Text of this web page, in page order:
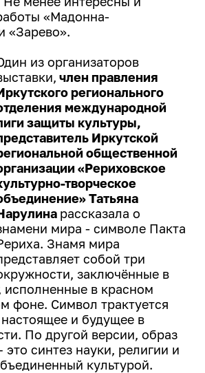
«Мадонна-
«Зарево».
из организаторов
член правления
регионального
международной
защиты культуры,
Иркутской
общественной
«Рериховское
творческое
Татьяна
рассказала о
мира - символе Пакта
Знамя мира
собой три
заключённые в
исполненные в красном
фоне. Символ трактуется
и будущее в
По другой версии, образ
это синтез науки, религии и
культурой.